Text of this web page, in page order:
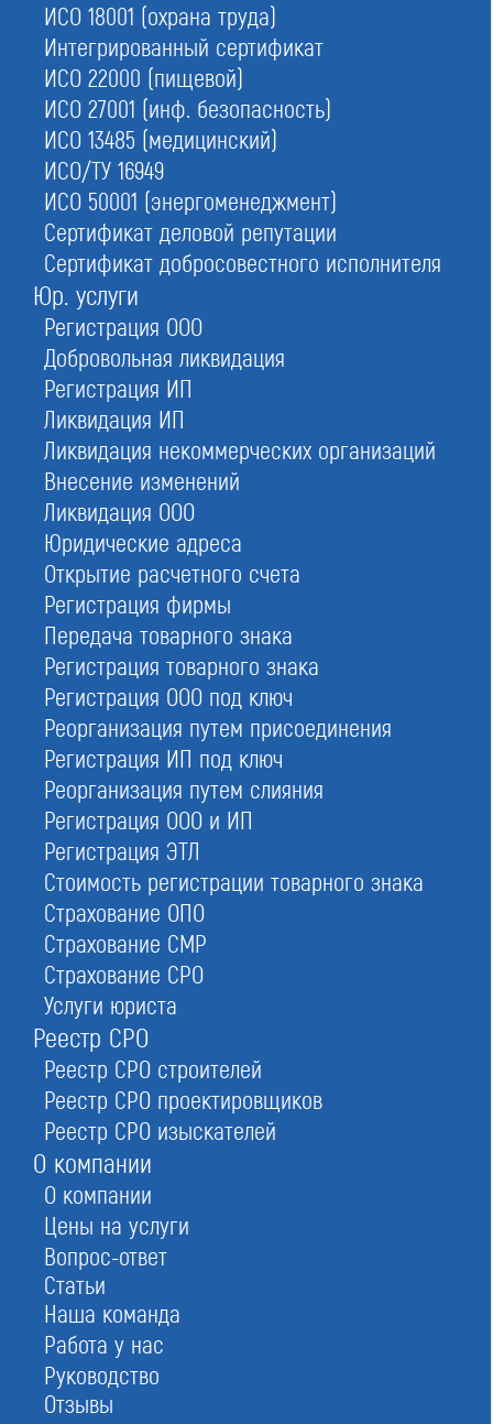
ИСО 18001 (охрана труда)
Интегрированный сертификат
ИСО 22000 (пищевой)
ИСО 27001 (инф. безопасность)
ИСО 13485 (медицинский)
ИСО/ТУ 16949
ИСО 50001 (энергоменеджмент)
Сертификат деловой репутации
Сертификат добросовестного исполнителя
Юр. услуги
Регистрация ООО
Добровольная ликвидация
Регистрация ИП
Ликвидация ИП
Ликвидация некоммерческих организаций
Внесение изменений
Ликвидация ООО
Юридические адреса
Открытие расчетного счета
Регистрация фирмы
Передача товарного знака
Регистрация товарного знака
Регистрация ООО под ключ
Реорганизация путем присоединения
Регистрация ИП под ключ
Реорганизация путем слияния
Регистрация ООО и ИП
Регистрация ЭТЛ
Стоимость регистрации товарного знака
Страхование ОПО
Страхование СМР
Страхование СРО
Услуги юриста
Реестр СРО
Реестр СРО строителей
Реестр СРО проектировщиков
Реестр СРО изыскателей
О компании
О компании
Цены на услуги
Вопрос-ответ
Статьи
Наша команда
Работа у нас
Руководство
Отзывы
Ассоциация «СТОЛИЧНОЕ СТРОИТЕЛЬНОЕ
ОБЪЕДИНЕНИЕ» САМОРЕГУЛИРУЕМАЯ ОРГАНИЗАЦИЯ
Обновлено
16.06.2026 07:13:19
Сокращенное наименование:
АССОЦИАЦИЯ «ССО» СРО
Номер в реестре:
СРО-С-036-11092009
Дата регистрации:
11.09.2009
7713386857
1087799036930
Адрес:
119991, г. Москва, ул. Льва Толстого, д. 5/1, стр. 1/ Почтовый адрес:
119021, г.Москва, АССОЦИАЦИЯ «ССО» СРО, а/я №10.
Телефон:
8 (800) 700-15-25, +7 (495) 363-60-43
Кол-во активных членов:
Размер компфонда возмещения вреда:
273 500 000
Размер компфонда обеспечения договорных обязательств:
553 300 000
Руководство СРО:
Чигорин Александр Михайлович — Исполнительный директор
Ишин Александр Васильевич — Президент
Условия вступления в АССОЦИАЦИЯ